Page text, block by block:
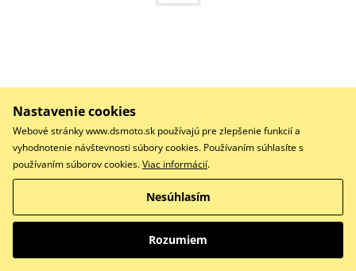
23,62 €
Do košíka
Porovnať
Bearing 63/22 SH2 9T C4 - KOYO
Crankshaft Rebuilding Kit ATHENA P400480444004
(bearing and oil seal kit)
Nastavenie cookies
Webové stránky www.dsmoto.sk používajú pre zlepšenie funkcií a
vyhodnotenie návštevnosti súbory cookies. Používaním súhlasíte s
používaním súborov cookies.Viac informácií.
Nesúhlasím
Rozumiem